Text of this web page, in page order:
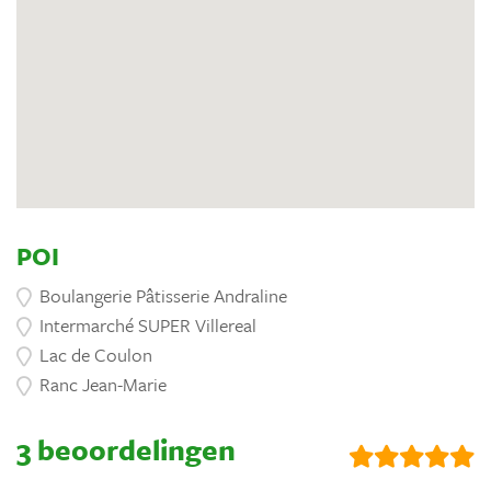
POI
Boulangerie Pâtisserie Andraline
Intermarché SUPER Villereal
Lac de Coulon
Ranc Jean-Marie
3 beoordelingen